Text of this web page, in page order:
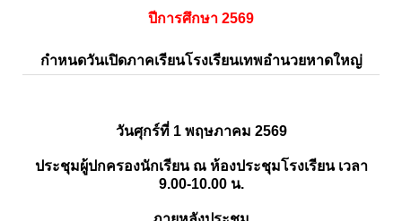
ปีการศึกษา 2569
กำหนดวันเปิดภาคเรียนโรงเรียนเทพอำนวยหาดใหญ่
วันศุกร์ที่ 1 พฤษภาคม 2569
ประชุมผู้ปกครองนักเรียน ณ ห้องประชุมโรงเรียน เวลา
9.00-10.00 น.